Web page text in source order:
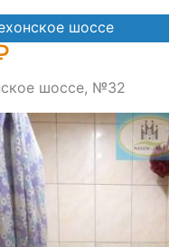
шоссе
шоссе, №32